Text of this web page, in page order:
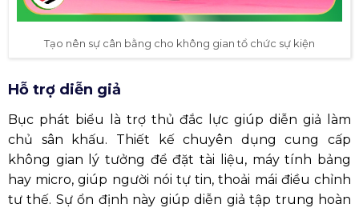
Tạo nên sự cân bằng cho không gian tổ chức sự kiện
Hỗ trợ diễn giả
Bục phát biểu là trợ thủ đắc lực giúp diễn giả làm
chủ sân khấu. Thiết kế chuyên dụng cung cấp
không gian lý tưởng để đặt tài liệu, máy tính bảng
hay micro, giúp người nói tự tin, thoải mái điều chỉnh
tư thế. Sự ổn định này giúp diễn giả tập trung hoàn